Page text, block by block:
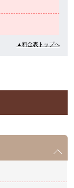
▲料金表トップへ